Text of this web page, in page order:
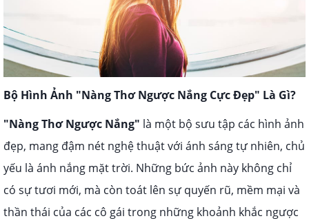
Bộ Hình Ảnh "Nàng Thơ Ngược Nắng Cực Đẹp" Là Gì?
"Nàng Thơ Ngược Nắng" là một bộ sưu tập các hình ảnh
đẹp, mang đậm nét nghệ thuật với ánh sáng tự nhiên, chủ
yếu là ánh nắng mặt trời. Những bức ảnh này không chỉ
có sự tươi mới, mà còn toát lên sự quyến rũ, mềm mại và
thần thái của các cô gái trong những khoảnh khắc ngược